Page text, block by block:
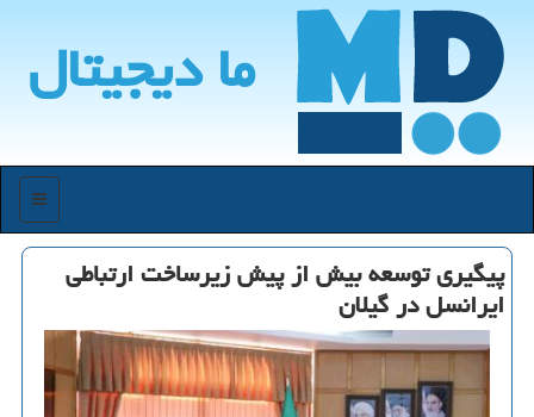
ما دیجیتال
منو
پیگیری توسعه بیش از پیش زیرساخت ارتباطی
ایرانسل در گیلان